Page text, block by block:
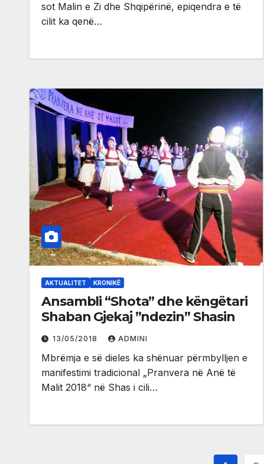
sot Malin e Zi dhe Shqipërinë, epiqendra e të
cilit ka qenë…
AKTUALITET KRONIKË
Ansambli “Shota” dhe këngëtari
Shaban Gjekaj ”ndezin” Shasin
13/05/2018 ADMINI
Mbrëmja e së dieles ka shënuar përmbylljen e
manifestimi tradicional „Pranvera në Anë të
Malit 2018“ në Shas i cili…